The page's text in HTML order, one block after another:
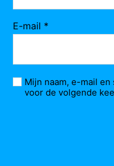
E-mail *
Mijn naam, e-mail
voor de volgende